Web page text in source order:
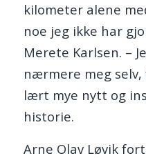
kilometer alene
noe jeg ikke har
Merete Karlsen. –
nærmere meg
lært mye nytt og
historie.
Arne Olav Løvik